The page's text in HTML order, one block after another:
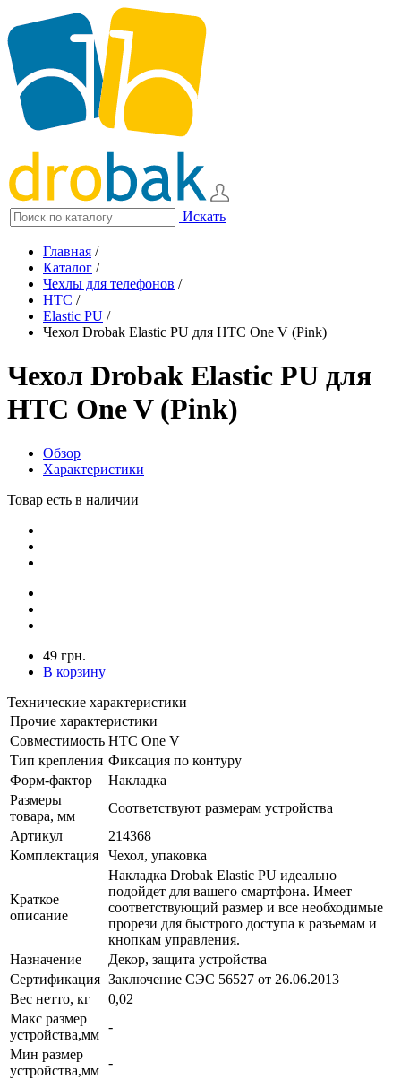
Искать
Главная /
Каталог /
Чехлы для телефонов /
HTC /
Elastic PU /
Чехол Drobak Elastic PU для HTC One V (Pink)
Чехол Drobak Elastic PU для
HTC One V (Pink)
Обзор
Характеристики
Товар есть в наличии
49 грн.
В корзину
Технические характеристики
Прочие характеристики
Совместимость HTC One V
Тип крепления Фиксация по контуру
Форм-фактор
Накладка
Размеры
товара, мм
Соответствуют размерам устройства
Артикул
214368
Комплектация
Чехол, упаковка
Краткое
описание
Накладка Drobak Elastic PU идеально
подойдет для вашего смартфона. Имеет
соответствующий размер и все необходимые
прорези для быстрого доступа к разъемам и
кнопкам управления.
Назначение
Декор, защита устройства
Сертификация Заключение СЭС 56527 от 26.06.2013
Вес нетто, кг
0,02
Макс размер
устройства,мм
-
Мин размер
устройства,мм
-